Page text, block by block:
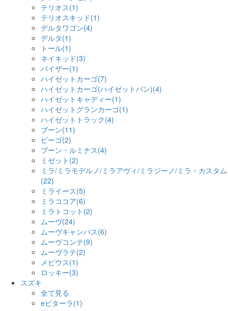
テリオス(1)
テリオスキッド(1)
デルタワゴン(4)
デルタ(1)
トール(1)
ネイキッド(3)
パイザー(1)
ハイゼットカーゴ(7)
ハイゼットカーゴ(ハイゼットバン)(4)
ハイゼットキャディー(1)
ハイゼットグランカーゴ(1)
ハイゼットトラック(4)
ブーン(11)
ビーゴ(2)
ブーン・ルミナス(4)
ミゼット(2)
ミラ/ミラモデルノ/ミラアヴィ/ミラジーノ/ミラ・カスタム
(22)
ミライース(5)
ミラココア(6)
ミラトコット(2)
ムーヴ(24)
ムーヴキャンバス(6)
ムーヴコンテ(9)
ムーヴラテ(2)
メビウス(1)
ロッキー(3)
スズキ
全て見る
eビターラ(1)